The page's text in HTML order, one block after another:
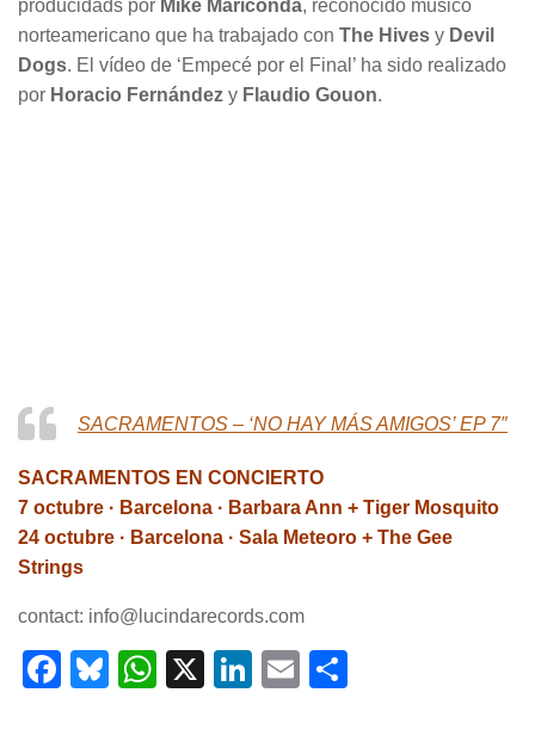
producidads por Mike Mariconda, reconocido músico
norteamericano que ha trabajado con The Hives y Devil
Dogs. El vídeo de ‘Empecé por el Final’ ha sido realizado
por Horacio Fernández y Flaudio Gouon.
SACRAMENTOS – ‘NO HAY MÁS AMIGOS’ EP 7″
SACRAMENTOS EN CONCIERTO
7 octubre · Barcelona · Barbara Ann + Tiger Mosquito
24 octubre · Barcelona · Sala Meteoro + The Gee
Strings
contact: info@lucindarecords.com
Facebook
Bluesky
WhatsApp
X LinkedIn
Email